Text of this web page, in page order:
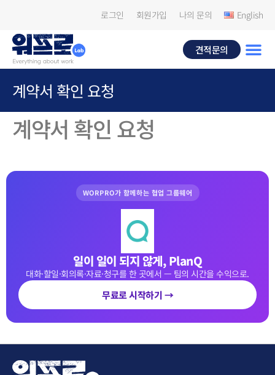
로그인 회원가입 나의 문의 English
견적문의
계약서 확인 요청
계약서 확인 요청
WORPRO가 함께하는 협업 그룹웨어
일이 일이 되지 않게, PlanQ
대화·할일·회의록·자료·청구를 한 곳에서 — 팀의 시간을 수익으로.
무료로 시작하기 →